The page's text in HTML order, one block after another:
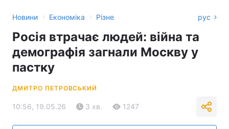
Новини › Економіка › Різне рус
Росія втрачає людей: війна та
демографія загнали Москву у
пастку
ДМИТРО ПЕТРОВСЬКИЙ
10:56, 19.05.26 3 хв. 1247